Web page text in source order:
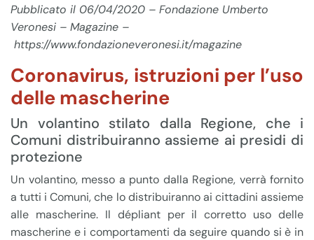
Pubblicato il 06/04/2020 – Fondazione Umberto
Veronesi – Magazine –
https://www.fondazioneveronesi.it/magazine
Coronavirus, istruzioni per l’uso
delle mascherine
Un volantino stilato dalla Regione, che i
Comuni distribuiranno assieme ai presidi di
protezione
Un volantino, messo a punto dalla Regione, verrà fornito
a tutti i Comuni, che lo distribuiranno ai cittadini assieme
alle mascherine. Il dépliant per il corretto uso delle
mascherine e i comportamenti da seguire quando si è in